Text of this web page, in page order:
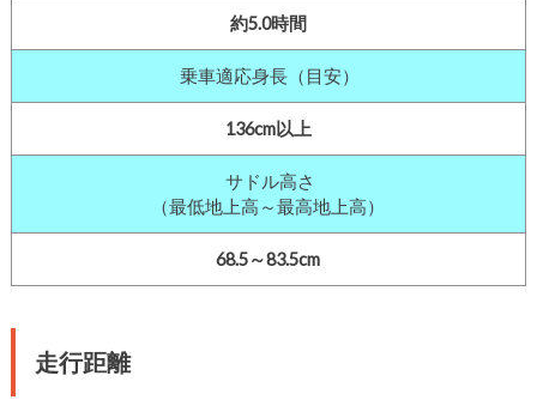
約5.0時間
乗車適応身長（目安）
136cm以上
サドル高さ
（最低地上高～最高地上高）
68.5～83.5cm
走行距離